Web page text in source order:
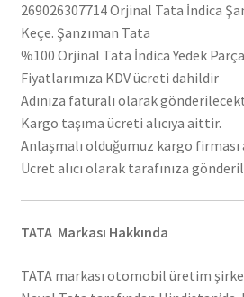
269026307714 Orjinal Tata İndica
Keçe. Şanzıman Tata
%100 Orjinal Tata İndica Yedek Parça
Fiyatlarımıza KDV ücreti dahildir
Adınıza faturalı olarak
Kargo taşıma ücreti alıcıya aittir.
Anlaşmalı olduğumuz kargo firması
Ücret alıcı olarak tarafınıza
TATA Markası Hakkında
TATA markası otomobil üretim